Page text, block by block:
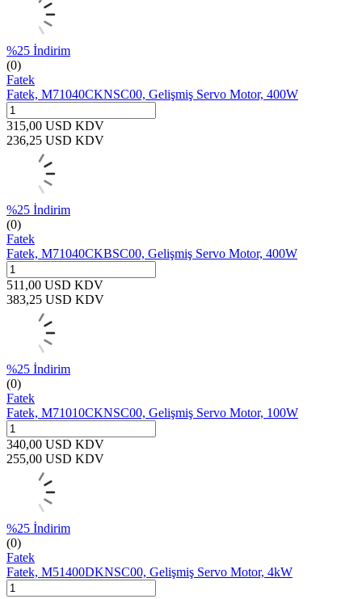
%25 İndirim
(0)
Fatek
Fatek, M71040CKNSC00, Gelişmiş Servo Motor, 400W
315,00 USD KDV
236,25 USD KDV
%25 İndirim
(0)
Fatek
Fatek, M71040CKBSC00, Gelişmiş Servo Motor, 400W
511,00 USD KDV
383,25 USD KDV
%25 İndirim
(0)
Fatek
Fatek, M71010CKNSC00, Gelişmiş Servo Motor, 100W
340,00 USD KDV
255,00 USD KDV
%25 İndirim
(0)
Fatek
Fatek, M51400DKNSC00, Gelişmiş Servo Motor, 4kW